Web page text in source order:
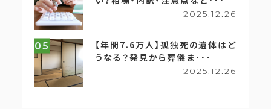
2025.12.26
05
【年間7.6万人】孤独死の遺体はど
うなる？発見から葬儀ま･･･
2025.12.26